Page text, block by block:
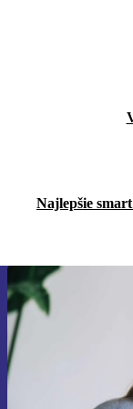
Najlepšie